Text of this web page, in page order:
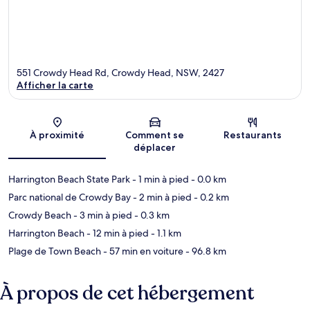
Carte
551 Crowdy Head Rd, Crowdy Head, NSW, 2427
Afficher la carte
À proximité
Comment se
déplacer
Restaurants
Harrington Beach State Park- 1 min à pied - 0.0 km
Parc national de Crowdy Bay- 2 min à pied - 0.2 km
Crowdy Beach- 3 min à pied - 0.3 km
Harrington Beach- 12 min à pied - 1.1 km
Plage de Town Beach- 57 min en voiture- 96.8 km
À propos de cet hébergement